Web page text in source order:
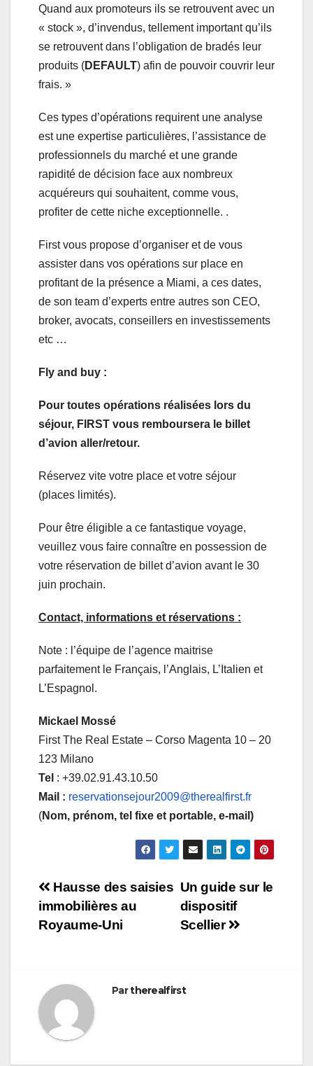
Quand aux promoteurs ils se retrouvent avec un
« stock », d’invendus, tellement important qu’ils
se retrouvent dans l’obligation de bradés leur
produits (DEFAULT) afin de pouvoir couvrir leur
frais. »
Ces types d’opérations requirent une analyse
est une expertise particulières, l’assistance de
professionnels du marché et une grande
rapidité de décision face aux nombreux
acquéreurs qui souhaitent, comme vous,
profiter de cette niche exceptionnelle. .
First vous propose d’organiser et de vous
assister dans vos opérations sur place en
profitant de la présence a Miami, a ces dates,
de son team d’experts entre autres son CEO,
broker, avocats, conseillers en investissements
etc …
Fly and buy :
Pour toutes opérations réalisées lors du
séjour, FIRST vous remboursera le billet
d’avion aller/retour.
Réservez vite votre place et votre séjour
(places limités).
Pour être éligible a ce fantastique voyage,
veuillez vous faire connaître en possession de
votre réservation de billet d’avion avant le 30
juin prochain.
Contact, informations et réservations :
Note : l’équipe de l’agence maitrise
parfaitement le Français, l’Anglais, L’Italien et
L’Espagnol.
Mickael Mossé
First The Real Estate – Corso Magenta 10 – 20
123 Milano
Tel : +39.02.91.43.10.50
Mail : reservationsejour2009@therealfirst.fr
(Nom, prénom, tel fixe et portable, e-mail )
Navigation
de
Un guide sur le
dispositif
Scellier
Hausse des saisies
immobilières au
Royaume-Uni
Partherealfirst